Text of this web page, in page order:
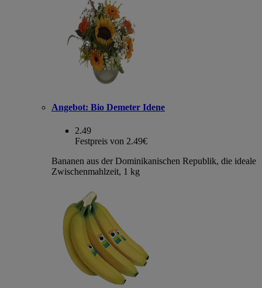
Angebot: Bio Demeter Idene
2.49
Festpreis von 2.49€
Bananen aus der Dominikanischen Republik, die ideale
Zwischenmahlzeit, 1 kg